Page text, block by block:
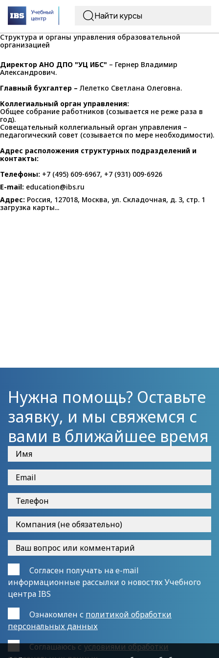
Структура и органы управления образовательной
организацией
Директор АНО ДПО "УЦ ИБС" – Гернер Владимир
Александрович.
Главный бухгалтер – Лелетко Светлана Олеговна.
Коллегиальный орган управления:
Общее собрание работников (созывается не реже раза в
год).
Совещательный коллегиальный орган управления –
педагогический совет (созывается по мере необходимости).
Адрес расположения структурных подразделений и
контакты:
Телефоны: +7 (495) 609-6967, +7 (931) 009-6926
E-mail: education@ibs.ru
Адрес: Россия, 127018, Москва, ул. Складочная, д. 3, стр. 1
загрузка карты...
Нужна помощь? Оставьте
заявку, и мы свяжемся с
вами в ближайшее время
Согласен получать на e-mail
информационные рассылки о новостях Учебного
центра IBS
Ознакомлен с политикой обработки
персональных данных
Cоглашаюсь сусловиями обработки